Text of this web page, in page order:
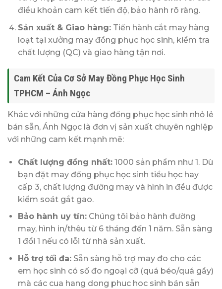
điều khoản cam kết tiến độ, bảo hành rõ ràng.
Sản xuất & Giao hàng:Tiến hành cắt may hàng
loạt tại xưởng may đồng phục học sinh, kiểm tra
chất lượng (QC) và giao hàng tận nơi.
Cam Kết Của Cơ Sở May Đồng Phục Học Sinh
TPHCM – Ánh Ngọc
Khác với những cửa hàng đồng phục học sinh nhỏ lẻ
bán sẵn, Ánh Ngọc là đơn vị sản xuất chuyên nghiệp
với những cam kết mạnh mẽ:
Chất lượng đồng nhất:1000 sản phẩm như 1. Dù
bạn đặt may đồng phục học sinh tiểu học hay
cấp 3, chất lượng đường may và hình in đều được
kiểm soát gắt gao.
Bảo hành uy tín:Chúng tôi bảo hành đường
may, hình in/thêu từ 6 tháng đến 1 năm. Sẵn sàng
1 đổi 1 nếu có lỗi từ nhà sản xuất.
Hỗ trợ tối đa:Sẵn sàng hỗ trợ may đo cho các
em học sinh có số đo ngoại cỡ (quá béo/quá gầy)
mà các cua hang dong phuc hoc sinh bán sẵn